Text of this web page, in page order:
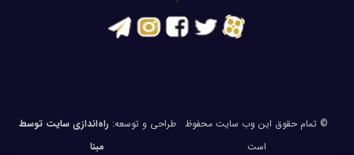
© تمام حقوق این وب سایت محفوظ
است
طراحی و توسعه: راه‌اندازی سایت توسط
مبنا